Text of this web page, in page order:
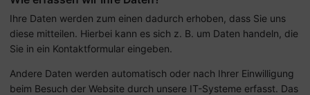
Ihre Daten werden zum einen dadurch erhoben, dass Sie uns
diese mitteilen. Hierbei kann es sich z. B. um Daten handeln, die
Sie in ein Kontaktformular eingeben.
Andere Daten werden automatisch oder nach Ihrer Einwilligung
beim Besuch der Website durch unsere IT-Systeme erfasst. Das